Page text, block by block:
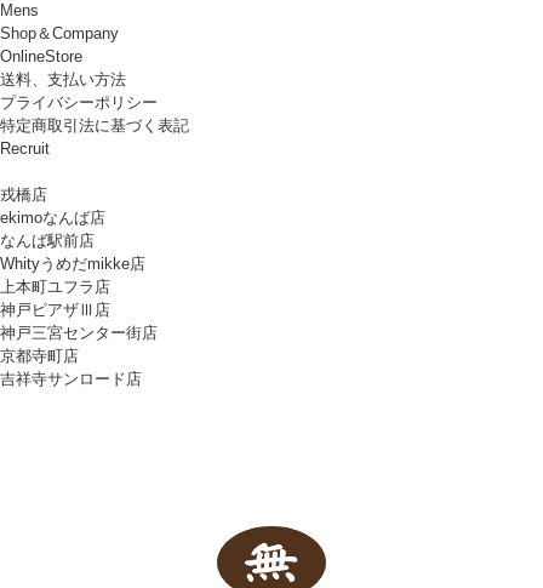
Mens
Shop＆Company
OnlineStore
送料、支払い方法
プライバシーポリシー
特定商取引法に基づく表記
Recruit
戎橋店
ekimoなんば店
なんば駅前店
Whityうめだmikke店
上本町ユフラ店
神戸ピアザⅢ店
神戸三宮センター街店
京都寺町店
吉祥寺サンロード店